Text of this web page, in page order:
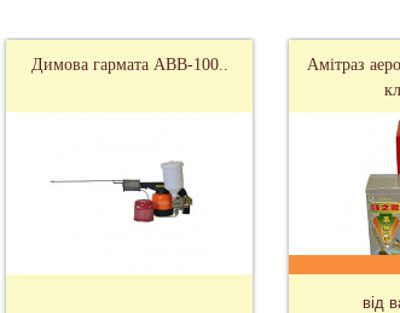
Димова гармата АВВ-100..
Амітраз
від